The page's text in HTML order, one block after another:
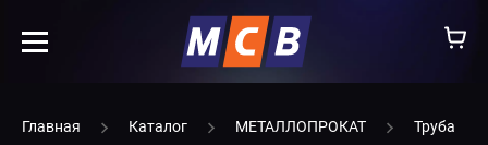
Главная Каталог МЕТАЛЛОПРОКАТ Труба